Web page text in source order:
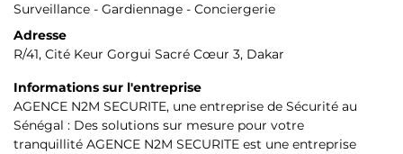
Surveillance - Gardiennage - Conciergerie
Adresse
R/41, Cité Keur Gorgui Sacré Cœur 3, Dakar
Informations sur l'entreprise
AGENCE N2M SECURITE, une entreprise de Sécurité au
Sénégal : Des solutions sur mesure pour votre
tranquillité AGENCE N2M SECURITE est une entreprise